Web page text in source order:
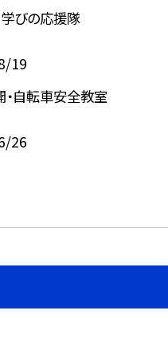
びの応援隊
19
自転車安全教室
26